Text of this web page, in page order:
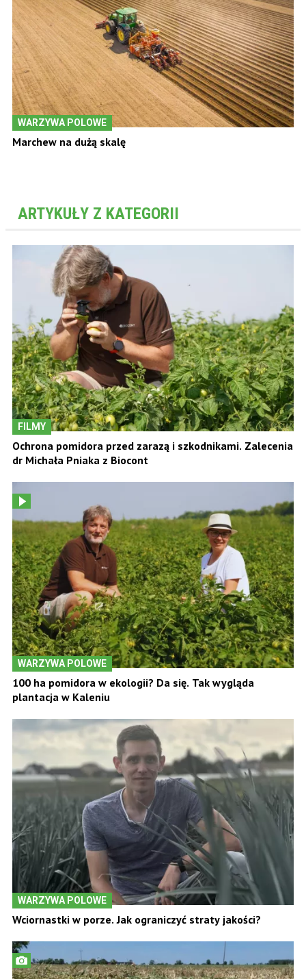
WARZYWA POLOWE
Marchew na dużą skalę
ARTYKUŁY Z KATEGORII
FILMY
Ochrona pomidora przed zarazą i szkodnikami. Zalecenia
dr Michała Pniaka z Biocont
WARZYWA POLOWE
100 ha pomidora w ekologii? Da się. Tak wygląda
plantacja w Kaleniu
WARZYWA POLOWE
Wciornastki w porze. Jak ograniczyć straty jakości?